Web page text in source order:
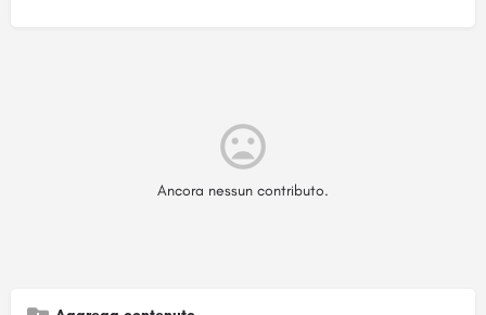
Ancora nessun contributo.